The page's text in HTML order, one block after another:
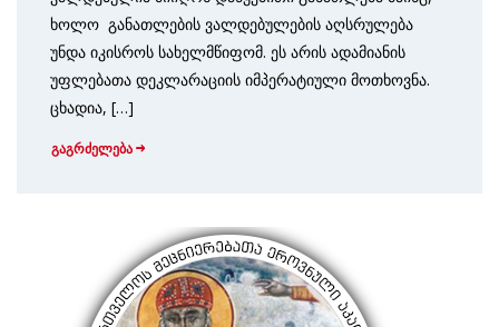
ხოლო განათლების ვალდებულების აღსრულება
უნდა იკისროს სახელმწიფომ. ეს არის ადამიანის
უფლებათა დეკლარაციის იმპერატიული მოთხოვნა.
ცხადია, […]
გაგრძელება